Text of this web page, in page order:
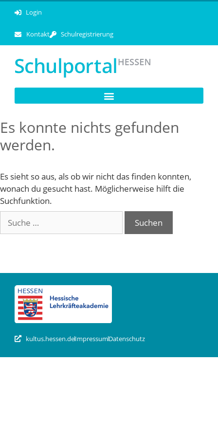
Login
Kontakt Schulregistrierung
Es konnte nichts gefunden
werden.
Es sieht so aus, als ob wir nicht das finden konnten,
wonach du gesucht hast. Möglicherweise hilft die
Suchfunktion.
kultus.hessen.deImpressumDatenschutz